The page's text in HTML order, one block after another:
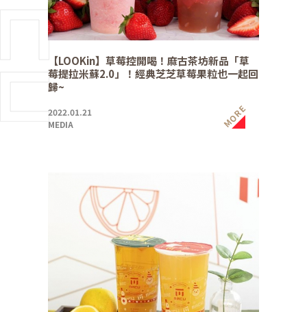
【LOOKin】草莓控開喝！麻古茶坊新品「草
莓提拉米蘇2.0」！經典芝芝草莓果粒也一起回
歸~
2022.01.21
MEDIA
MORE